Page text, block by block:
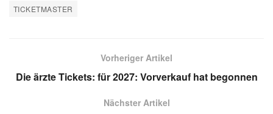
TICKETMASTER
Vorheriger Artikel
Die ärzte Tickets: für 2027: Vorverkauf hat begonnen
Nächster Artikel